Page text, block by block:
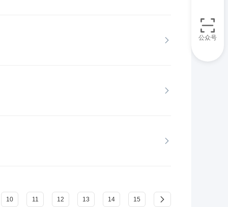
10 11 12 13 14 15
公众号